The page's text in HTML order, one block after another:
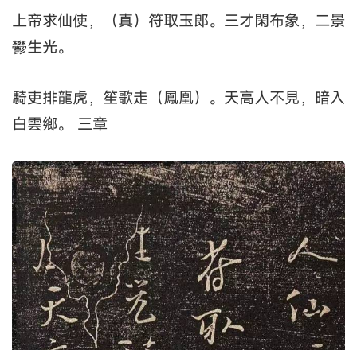
上帝求仙使，（真）符取玉郎。三才閑布象，二景
鬰生光。
騎吏排龍虎，笙歌走（鳳凰）。天高人不見，暗入
白雲鄉。 三章